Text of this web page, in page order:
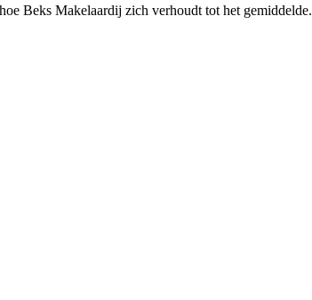
Beks Makelaardij zich verhoudt tot het gemiddelde.